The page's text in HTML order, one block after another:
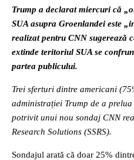
Trump a declarat miercuri că
SUA asupra Groenlandei este
realizat pentru CNN sugerează
extinde teritoriul SUA se
partea publicului.
Trei sferturi dintre americani
administrației Trump de a
potrivit unui nou sondaj CNN
Research Solutions (SSRS).
Sondajul arată că doar 25%